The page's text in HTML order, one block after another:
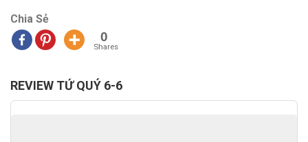
Chia Sẻ
0
Shares
REVIEW TỨ QUÝ 6-6